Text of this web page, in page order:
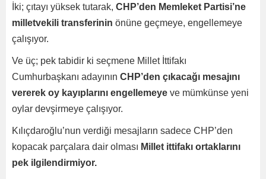
İki; çıtayı yüksek tutarak, CHP’den Memleket Partisi’ne
milletvekili transferinin önüne geçmeye, engellemeye
çalışıyor.
Ve üç; pek tabidir ki seçmene Millet İttifakı
Cumhurbaşkanı adayının CHP’den çıkacağı mesajını
vererek oy kayıplarını engellemeye ve mümkünse yeni
oylar devşirmeye çalışıyor.
Kılıçdaroğlu’nun verdiği mesajların sadece CHP’den
kopacak parçalara dair olması Millet ittifakı ortaklarını
pek ilgilendirmiyor.